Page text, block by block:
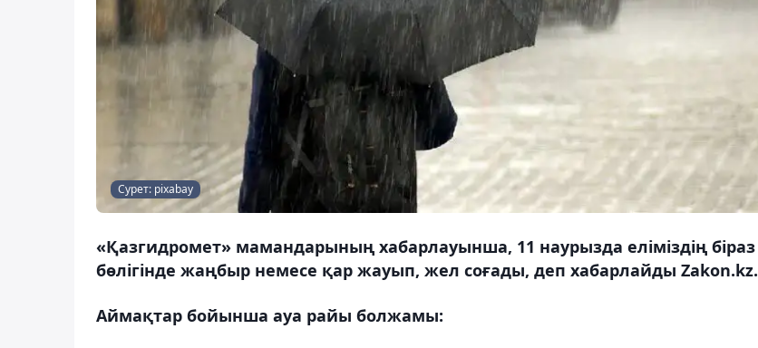
Сурет: pixabay
«Қазгидромет» мамандарының хабарлауынша, 11 наурызда еліміздің біраз
бөлігінде жаңбыр немесе қар жауып, жел соғады, деп хабарлайды Zakon.kz.
Аймақтар бойынша ауа райы болжамы: